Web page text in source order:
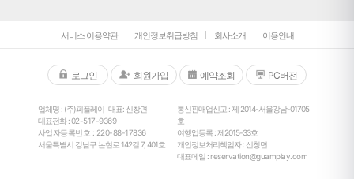
서비스 이용약관 개인정보취급방침 회사소개 이용안내
로그인 회원가입 예약조회 PC버전
업체명 : (주)피플레이
대표: 신창면
대표전화 :02-517-9369
사업자등록번호 : 220-88-17836
서울특별시 강남구 논현로 142길 7, 401호
통신판매업신고 : 제 2014-서울강남-01705
호
여행업등록 : 제2015-33호
개인정보처리책임자 : 신창면
대표메일 :reservation@guamplay.com